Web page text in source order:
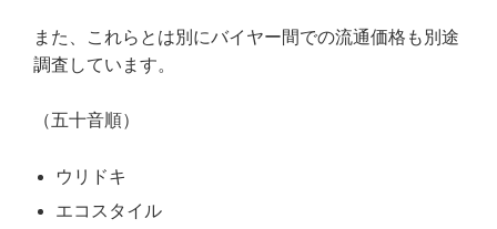
また、これらとは別にバイヤー間での流通価格も別途
調査しています。
（五十音順）
ウリドキ
エコスタイル